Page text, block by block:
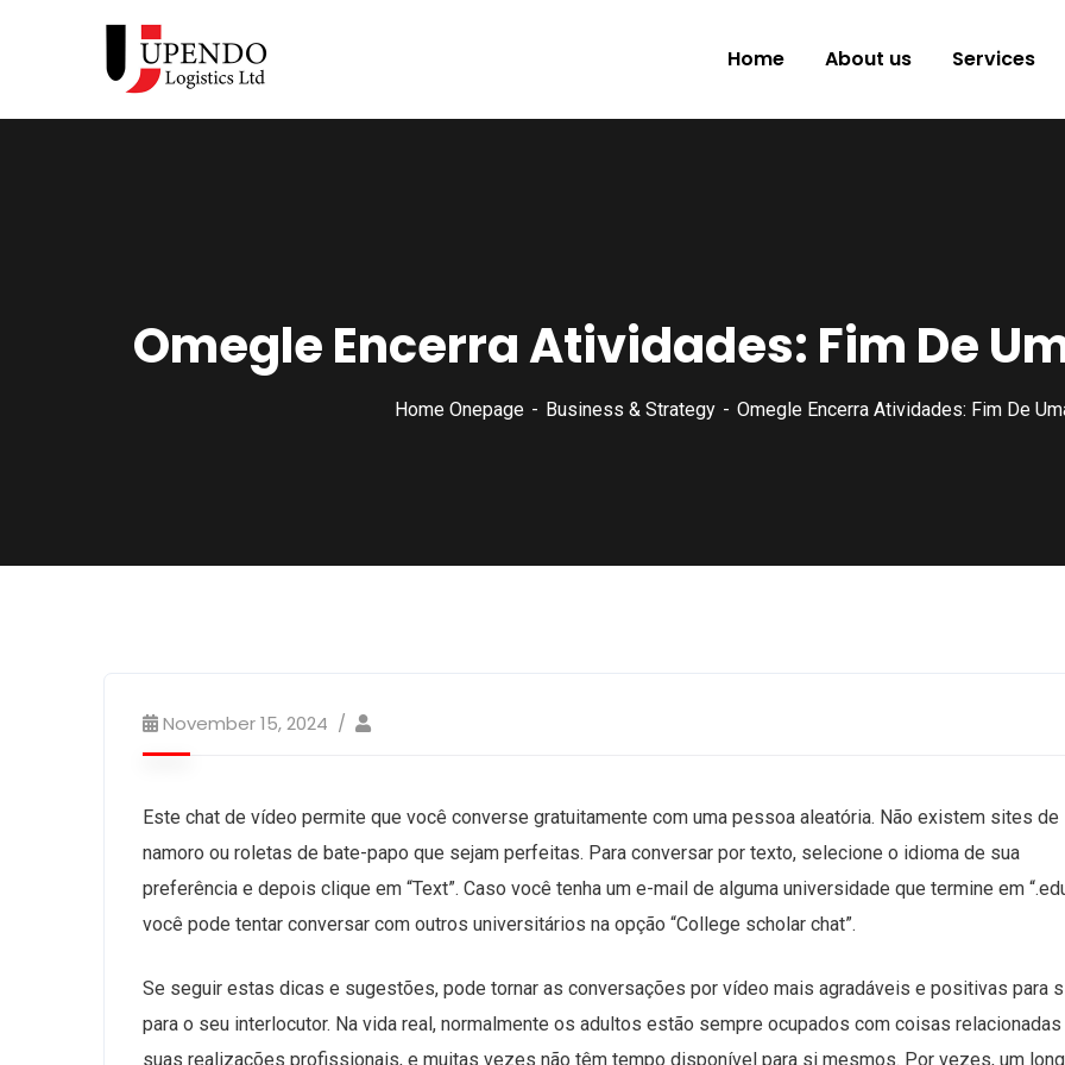
Home About us Services
Omegle Encerra Atividades: Fim De
Home Onepage Business & Strategy Omegle Encerra Atividades: Fim De
November 15, 2024
Este chat de vídeo permite que você converse gratuitamente com uma pessoa aleatória. Não existem sites de
namoro ou roletas de bate-papo que sejam perfeitas. Para conversar por texto, selecione o idioma de sua
preferência e depois clique em “Text”. Caso você tenha um e-mail de alguma universidade que termine em
você pode tentar conversar com outros universitários na opção “College scholar chat”.
Se seguir estas dicas e sugestões, pode tornar as conversações por vídeo mais agradáveis e positivas para
para o seu interlocutor. Na vida real, normalmente os adultos estão sempre ocupados com coisas relacionadas
suas realizações profissionais, e muitas vezes não têm tempo disponível para si mesmos. Por vezes, um